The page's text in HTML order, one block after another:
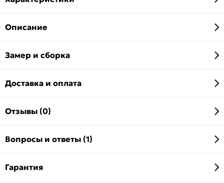
Описание
Замер и сборка
Доставка и оплата
Отзывы (0)
Вопросы и ответы (1)
Гарантия